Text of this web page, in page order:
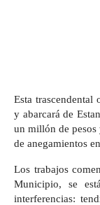
Esta trascendental
y abarcará de
un millón de pesos
de anegamientos
Los trabajos
Municipio, se
interferencias: